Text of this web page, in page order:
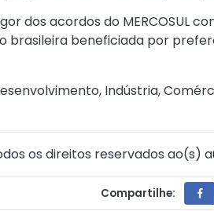
dos acordos do MERCOSUL
beneficiada por
Indústria,
os direitos reservados ao(s)
Compartilhe: